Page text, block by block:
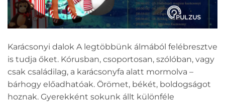
Karácsonyi dalok A legtöbbünk álmából felébresztve
is tudja őket. Kórusban, csoportosan, szólóban, vagy
csak családilag, a karácsonyfa alatt mormolva –
bárhogy előadhatóak. Örömet, békét, boldogságot
hoznak. Gyerekként sokunk állt különféle